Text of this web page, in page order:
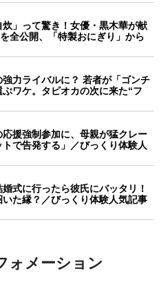
炊」って驚き！女優・黒木華が献
全公開、「特製おにぎり」から
強力ライバルに？ 若者が「ゴンチ
ぶワケ。タピオカの次に来た“フ
応援強制参加に、母親が猛クレー
トで告発する」／びっくり体験人
婚式に行ったら彼氏にバッタリ！
いた縁？／びっくり体験人気記事
ォメーション